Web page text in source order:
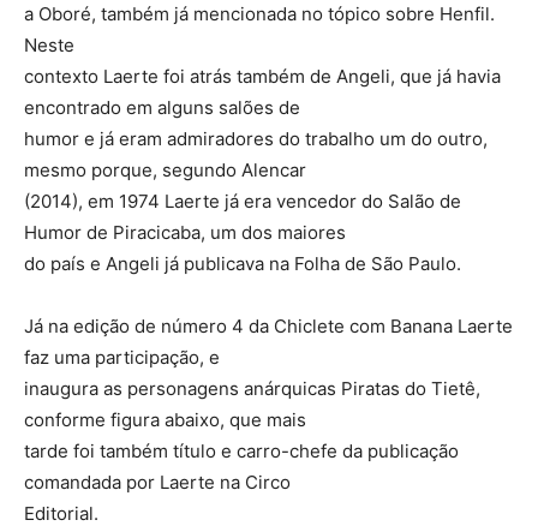
a Oboré, também já mencionada no tópico sobre Henfil.
Neste
contexto Laerte foi atrás também de Angeli, que já havia
encontrado em alguns salões de
humor e já eram admiradores do trabalho um do outro,
mesmo porque, segundo Alencar
(2014), em 1974 Laerte já era vencedor do Salão de
Humor de Piracicaba, um dos maiores
do país e Angeli já publicava na Folha de São Paulo.
Já na edição de número 4 da Chiclete com Banana Laerte
faz uma participação, e
inaugura as personagens anárquicas Piratas do Tietê,
conforme figura abaixo, que mais
tarde foi também título e carro-chefe da publicação
comandada por Laerte na Circo
Editorial.